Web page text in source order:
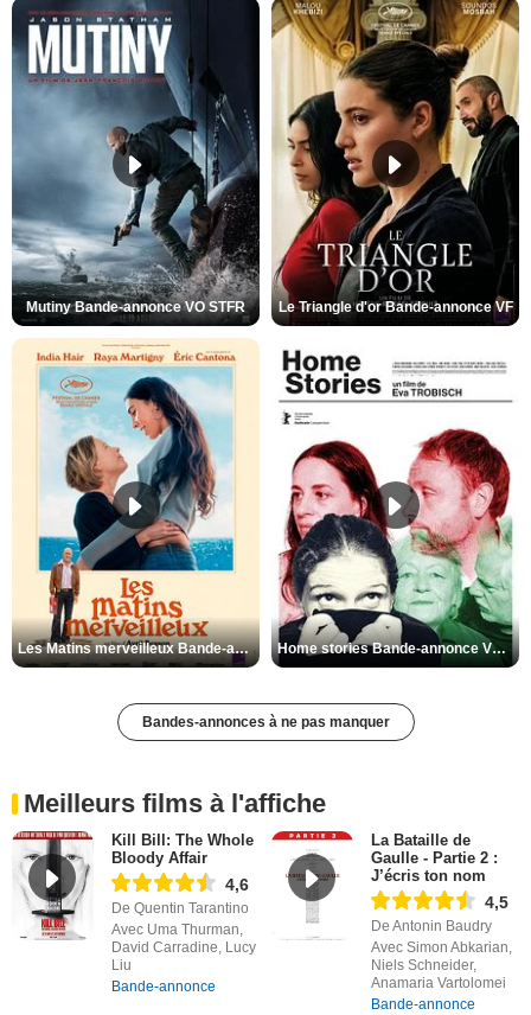
Mutiny Bande-annonce VO STFR Le Triangle d'or Bande-annonce VF
Les Matins merveilleux Bande-annonce VF Home stories Bande-annonce VO STFR
Bandes-annonces à ne pas manquer
Meilleurs films à l'affiche
Kill Bill: The Whole
Bloody Affair
4,6
De Quentin Tarantino
Avec Uma Thurman,
David Carradine, Lucy
Liu
Bande-annonce
La Bataille de
Gaulle - Partie 2 :
J’écris ton nom
4,5
De Antonin Baudry
Avec Simon Abkarian,
Niels Schneider,
Anamaria Vartolomei
Bande-annonce